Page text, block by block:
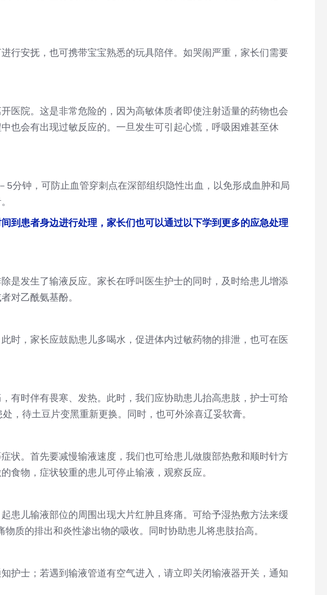
行安抚，也可携带宝宝熟悉的玩具陪伴。如哭闹严重，家长们需要
医院。这是非常危险的，因为高敏体质者即使注射适量的药物也会
也会有出现过敏反应的。一旦发生可引起心慌，呼吸困难甚至休
分钟，可防止血管穿刺点在深部组织隐性出血，以免形成血肿和局
到患者身边进行处理，家长们也可以通过以下学到更多的应急处理
是发生了输液反应。家长在呼叫医生护士的同时，及时给患儿增添
对乙酰氨基酚。
时，家长应鼓励患儿多喝水，促进体内过敏药物的排泄，也可在医
有时伴有畏寒、发热。此时，我们应协助患儿抬高患肢，护士可给
，待土豆片变黑重新更换。同时，也可外涂喜辽妥软膏。
状。首先要减慢输液速度，我们也可给患儿做腹部热敷和顺时针方
食物，症状较重的患儿可停止输液，观察反应。
患儿输液部位的周围出现大片红肿且疼痛。可给予湿热敷方法来缓
质的排出和炎性渗出物的吸收。同时协助患儿将患肢抬高。
护士；若遇到输液管道有空气进入，请立即关闭输液器开关，通知